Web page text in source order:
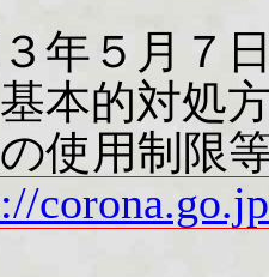
年５月７
本的対処
使用制限